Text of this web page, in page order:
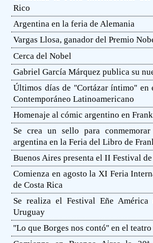
Rico
Argentina en la feria de Alemania
Vargas Llosa, ganador del Premio
Cerca del Nobel
Gabriel García Márquez publica su
Últimos días de ''Cortázar íntimo'' en
Contemporáneo Latinoamericano
Homenaje al cómic argentino en
Se crea un sello para
argentina en la Feria del Libro de
Buenos Aires presenta el II Festival
Comienza en agosto la XI Feria
de Costa Rica
Se realiza el Festival Eñe América
Uruguay
''Lo que Borges nos contó'' en el